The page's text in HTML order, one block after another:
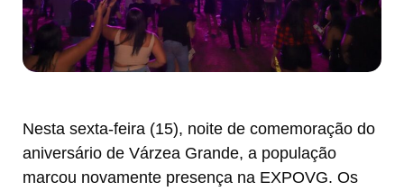
Nesta sexta-feira (15), noite de comemoração do
aniversário de Várzea Grande, a população
marcou novamente presença na EXPOVG. Os